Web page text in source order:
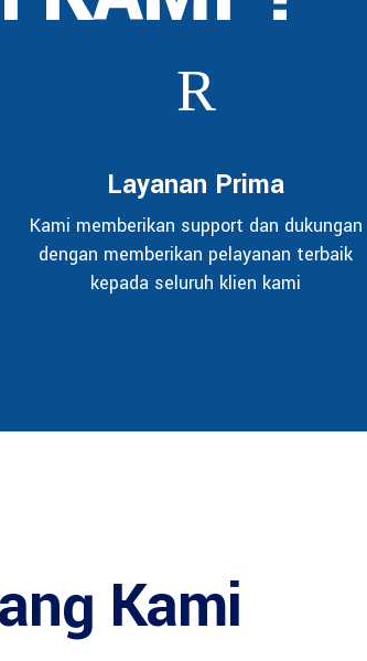
Layanan Prima
Kami memberikan support dan dukungan
dengan memberikan pelayanan terbaik
kepada seluruh klien kami
Kami